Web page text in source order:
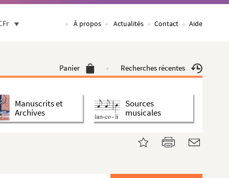
À propos Actualités Contact Aide
Panier Recherches récentes
Manuscrits et
Archives
Sources
musicales